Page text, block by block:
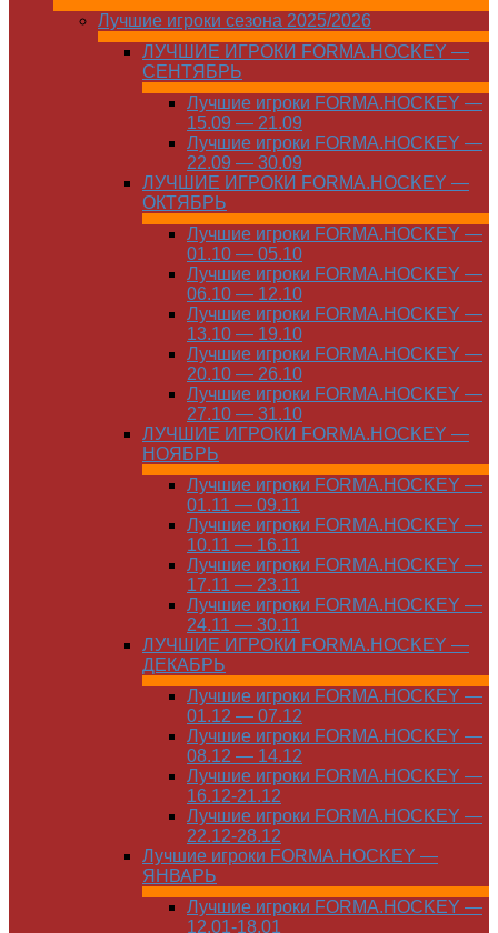
Лучшие игроки сезона 2025/2026
ЛУЧШИЕ ИГРОКИ FORMA.HOCKEY —
СЕНТЯБРЬ
Лучшие игроки FORMA.HOCKEY —
15.09 — 21.09
Лучшие игроки FORMA.HOCKEY —
22.09 — 30.09
ЛУЧШИЕ ИГРОКИ FORMA.HOCKEY —
ОКТЯБРЬ
Лучшие игроки FORMA.HOCKEY —
01.10 — 05.10
Лучшие игроки FORMA.HOCKEY —
06.10 — 12.10
Лучшие игроки FORMA.HOCKEY —
13.10 — 19.10
Лучшие игроки FORMA.HOCKEY —
20.10 — 26.10
Лучшие игроки FORMA.HOCKEY —
27.10 — 31.10
ЛУЧШИЕ ИГРОКИ FORMA.HOCKEY —
НОЯБРЬ
Лучшие игроки FORMA.HOCKEY —
01.11 — 09.11
Лучшие игроки FORMA.HOCKEY —
10.11 — 16.11
Лучшие игроки FORMA.HOCKEY —
17.11 — 23.11
Лучшие игроки FORMA.HOCKEY —
24.11 — 30.11
ЛУЧШИЕ ИГРОКИ FORMA.HOCKEY —
ДЕКАБРЬ
Лучшие игроки FORMA.HOCKEY —
01.12 — 07.12
Лучшие игроки FORMA.HOCKEY —
08.12 — 14.12
Лучшие игроки FORMA.HOCKEY —
16.12-21.12
Лучшие игроки FORMA.HOCKEY —
22.12-28.12
Лучшие игроки FORMA.HOCKEY —
ЯНВАРЬ
Лучшие игроки FORMA.HOCKEY —
12.01-18.01